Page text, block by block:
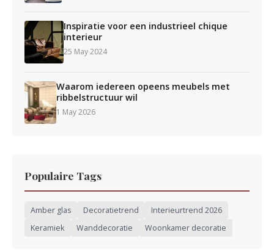
Inspiratie voor een industrieel chique
interieur
25 May 2024
Waarom iedereen opeens meubels met
ribbelstructuur wil
1 May 2026
Populaire Tags
Amber glas Decoratietrend
Interieurtrend 2026
Keramiek
Wanddecoratie Woonkamer decoratie